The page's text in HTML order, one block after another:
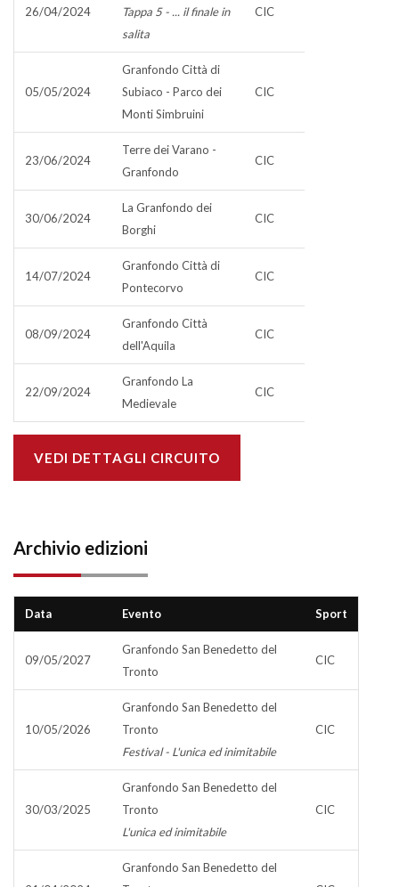
26/04/2024
Tappa 5 - ... il finale in
salita
CIC
05/05/2024
Granfondo Città di
Subiaco - Parco dei
Monti Simbruini
CIC
23/06/2024
Terre dei Varano -
Granfondo
CIC
30/06/2024
La Granfondo dei
Borghi
CIC
14/07/2024
Granfondo Città di
Pontecorvo
CIC
08/09/2024
Granfondo Città
dell'Aquila
CIC
22/09/2024
Granfondo La
Medievale
CIC
VEDI DETTAGLI CIRCUITO
Archivio edizioni
Data Evento Sport
09/05/2027
Granfondo San Benedetto del
Tronto
CIC
10/05/2026
Granfondo San Benedetto del
Tronto
Festival - L'unica ed inimitabile
CIC
30/03/2025
Granfondo San Benedetto del
Tronto
L'unica ed inimitabile
CIC
Granfondo San Benedetto del